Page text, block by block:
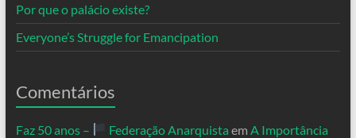
Por que o palácio existe?
Everyone’s Struggle for Emancipation
Comentários
Faz 50 anos – Federação Anarquista em A Importância